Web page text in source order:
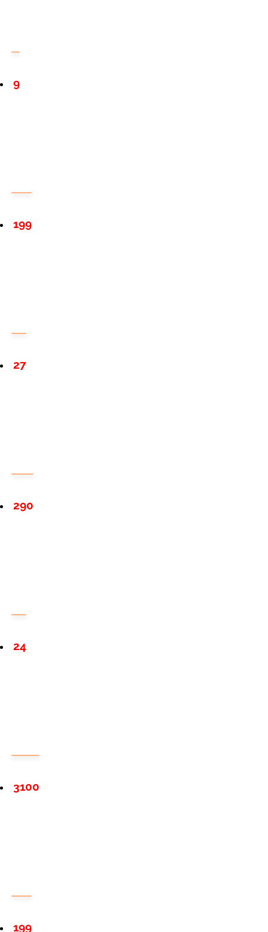
9
199
27
290
24
3100
199